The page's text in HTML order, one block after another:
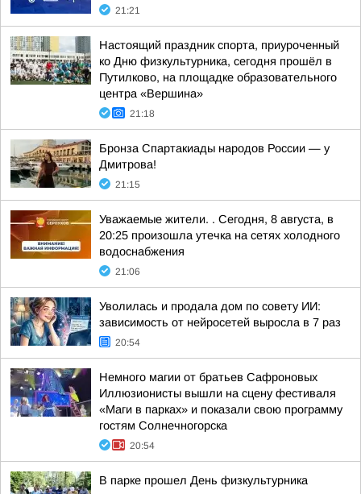
21:21
Настоящий праздник спорта, приуроченный
ко Дню физкультурника, сегодня прошёл в
Путилково, на площадке образовательного
центра «Вершина»
21:18
Бронза Спартакиады народов России — у
Дмитрова!
21:15
Уважаемые жители. . Сегодня, 8 августа, в
20:25 произошла утечка на сетях холодного
водоснабжения
21:06
Уволилась и продала дом по совету ИИ:
зависимость от нейросетей выросла в 7 раз
20:54
Немного магии от братьев Сафроновых
Иллюзионисты вышли на сцену фестиваля
«Маги в парках» и показали свою программу
гостям Солнечногорска
20:54
В парке прошел День физкультурника